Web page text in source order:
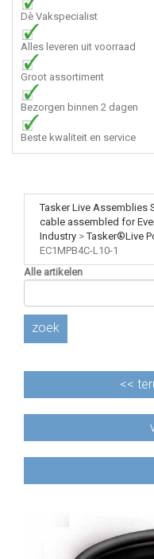
Dè Vakspecialist
Alles leveren uit voorraad
Groot assortiment
Bezorgen binnen 2 dagen
Beste kwaliteit en service
Tasker Live Assemblies
cable assembled for
Industry >Tasker®Live
EC1MPB4C-L10-1
Alle artikelen
zoek
<<